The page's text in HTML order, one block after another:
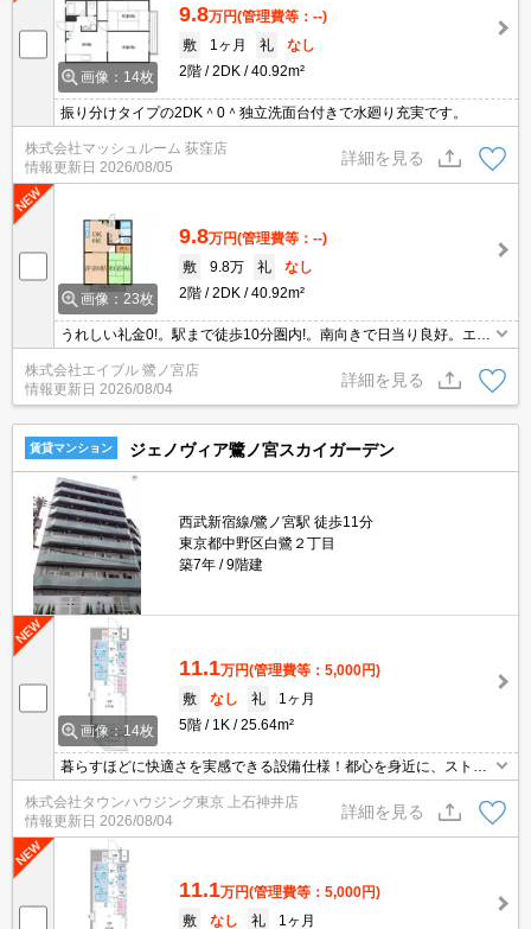
画像：14枚
9.8万円(管理費等：--)
敷
1ヶ月 礼
なし
2階
2DK 40.92m²
振り分けタイプの2DK＾0＾独立洗面台付きで水廻り充実です。
株式会社マッシュルーム 荻窪店
情報更新日 2026/08/05
詳細を見る
画像：23枚
9.8万円(管理費等：--)
敷
9.8万 礼
なし
2階
2DK 40.92m²
うれしい礼金0!。駅まで徒歩10分圏内!。南向きで日当り良好。エア
分(300m)。清掃費実費。
株式会社エイブル 鷺ノ宮店
情報更新日 2026/08/04
詳細を見る
賃貸マンション ジェノヴィア鷺ノ宮スカイガーデン
西武新宿線/鷺ノ宮駅 徒歩11分
東京都中野区白鷺２丁目
築7年
9階建
画像：14枚
11.1万円(管理費等：5,000円)
敷
なし 礼
1ヶ月
5階
1K 25.64m²
暮らすほどに快適さを実感できる設備仕様！都心を身近に、ストレ
街！！
株式会社タウンハウジング東京 上石神井店
情報更新日 2026/08/04
詳細を見る
11.1万円(管理費等：5,000円)
敷
なし 礼
1ヶ月